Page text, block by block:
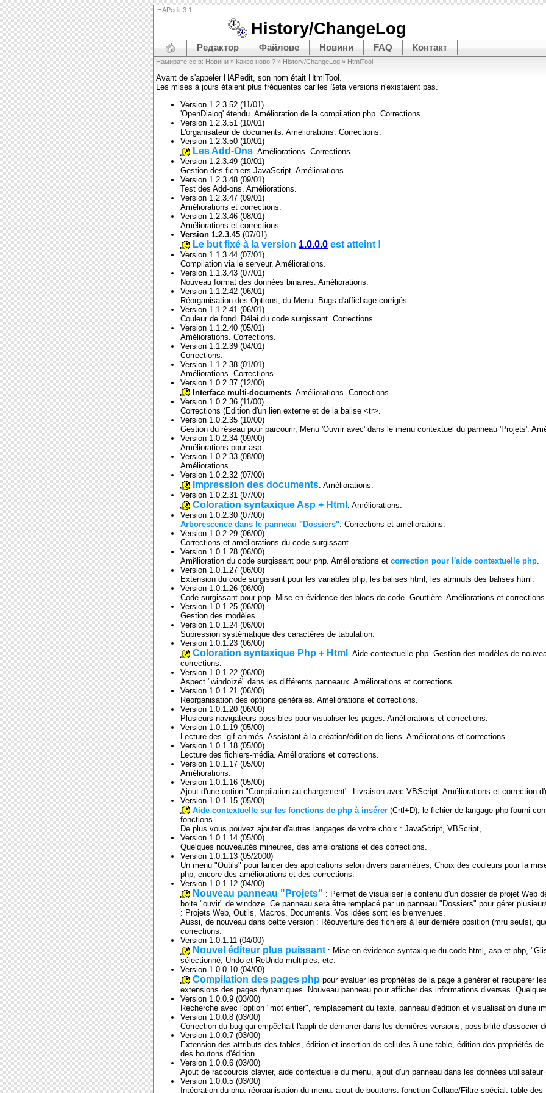
HAPedit 3.1
History/ChangeLog
Редактор Файлове Новини FAQ Контакт
Намирате се в: Новини » Какво ново ? » History/ChangeLog » HtmlTool
Avant de s'appeler HAPedit, son nom était HtmlTool.
Les mises à jours étaient plus fréquentes car les ßeta versions n'existaient pas.
Version 1.2.3.52 (11/01)
'OpenDialog' étendu. Amélioration de la compilation php. Corrections.
Version 1.2.3.51 (10/01)
L'organisateur de documents. Améliorations. Corrections.
Version 1.2.3.50 (10/01)
Les Add-Ons . Améliorations. Corrections.
Version 1.2.3.49 (10/01)
Gestion des fichiers JavaScript. Améliorations.
Version 1.2.3.48 (09/01)
Test des Add-ons. Améliorations.
Version 1.2.3.47 (09/01)
Améliorations et corrections.
Version 1.2.3.46 (08/01)
Améliorations et corrections.
Version 1.2.3.45 (07/01)
Le but fixé à la version 1.0.0.0 est atteint !
Version 1.1.3.44 (07/01)
Compilation via le serveur. Améliorations.
Version 1.1.3.43 (07/01)
Nouveau format des données binaires. Améliorations.
Version 1.1.2.42 (06/01)
Réorganisation des Options, du Menu. Bugs d'affichage corrigés.
Version 1.1.2.41 (06/01)
Couleur de fond. Délai du code surgissant. Corrections.
Version 1.1.2.40 (05/01)
Améliorations. Corrections.
Version 1.1.2.39 (04/01)
Corrections.
Version 1.1.2.38 (01/01)
Améliorations. Corrections.
Version 1.0.2.37 (12/00)
Interface multi-documents. Améliorations. Corrections.
Version 1.0.2.36 (11/00)
Corrections (Edition d'un lien externe et de la balise <tr>.
Version 1.0.2.35 (10/00)
Gestion du réseau pour parcourir, Menu 'Ouvrir avec' dans le menu contextuel du panneau 'Projets'.
Version 1.0.2.34 (09/00)
Améliorations pour asp.
Version 1.0.2.33 (08/00)
Améliorations.
Version 1.0.2.32 (07/00)
Impression des documents. Améliorations.
Version 1.0.2.31 (07/00)
Coloration syntaxique Asp + Html . Améliorations.
Version 1.0.2.30 (07/00)
Arborescence dans le panneau "Dossiers". Corrections et améliorations.
Version 1.0.2.29 (06/00)
Corrections et améliorations du code surgissant.
Version 1.0.1.28 (06/00)
Amйlioration du code surgissant pour php. Améliorations et correction pour l'aide contextuelle php.
Version 1.0.1.27 (06/00)
Extension du code surgissant pour les variables php, les balises html, les atrrinuts des balises html.
Version 1.0.1.26 (06/00)
Code surgissant pour php. Mise en évidence des blocs de code. Gouttière. Améliorations et corrections.
Version 1.0.1.25 (06/00)
Gestion des modèles
Version 1.0.1.24 (06/00)
Supression systématique des caractères de tabulation.
Version 1.0.1.23 (06/00)
Coloration syntaxique Php + Html . Aide contextuelle php. Gestion des modèles de
corrections.
Version 1.0.1.22 (06/00)
Aspect "windoïzé" dans les différents panneaux. Améliorations et corrections.
Version 1.0.1.21 (06/00)
Réorganisation des options générales. Améliorations et corrections.
Version 1.0.1.20 (06/00)
Plusieurs navigateurs possibles pour visualiser les pages. Améliorations et corrections.
Version 1.0.1.19 (05/00)
Lecture des .gif animés. Assistant à la création/édition de liens. Améliorations et corrections.
Version 1.0.1.18 (05/00)
Lecture des fichiers-média. Améliorations et corrections.
Version 1.0.1.17 (05/00)
Améliorations.
Version 1.0.1.16 (05/00)
Ajout d'une option "Compilation au chargement". Livraison avec VBScript. Améliorations et correction
Version 1.0.1.15 (05/00)
Aide contextuelle sur les fonctions de php à insérer (Crtl+D); le fichier de langage php fourni
fonctions.
De plus vous pouvez ajouter d'autres langages de votre choix : JavaScript, VBScript, ...
Version 1.0.1.14 (05/00)
Quelques nouveautés mineures, des améliorations et des corrections.
Version 1.0.1.13 (05/2000)
Un menu "Outils" pour lancer des applications selon divers paramètres, Choix des couleurs pour la
php, encore des améliorations et des corrections.
Version 1.0.1.12 (04/00)
Nouveau panneau "Projets" : Permet de visualiser le contenu d'un dossier de projet Web
boite "ouvir" de windoze. Ce panneau sera être remplacé par un panneau "Dossiers" pour gérer
: Projets Web, Outils, Macros, Documents. Vos idées sont les bienvenues.
Aussi, de nouveau dans cette version : Réouverture des fichiers à leur dernière position (mru seuls),
corrections.
Version 1.0.1.11 (04/00)
Nouvel éditeur plus puissant: Mise en évidence syntaxique du code html, asp et php,
sélectionné, Undo et ReUndo multiples, etc.
Version 1.0.0.10 (04/00)
Compilation des pages php pour évaluer les propriétés de la page à générer et récupérer
extensions des pages dynamiques. Nouveau panneau pour afficher des informations diverses.
Version 1.0.0.9 (03/00)
Recherche avec l'option "mot entier", remplacement du texte, panneau d'édition et visualisation d'une
Version 1.0.0.8 (03/00)
Correction du bug qui empêchait l'appli de démarrer dans les dernières versions, possibilité d'associer
Version 1.0.0.7 (03/00)
Extension des attributs des tables, édition et insertion de cellules à une table, édition des propriétés
des boutons d'édition
Version 1.0.0.6 (03/00)
Ajout de raccourcis clavier, aide contextuelle du menu, ajout d'un panneau dans les données utilisateur
Version 1.0.0.5 (03/00)
Intégration du php, réorganisation du menu, ajout de bouttons, fonction Collage/Filtre spécial, table